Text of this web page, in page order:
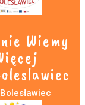
Wiemy